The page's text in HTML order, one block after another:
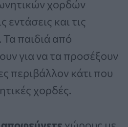
χορδών
εντάσεις και τις
παιδιά από
για να τα προσέξουν
περιβάλλον κάτι που
χορδές.